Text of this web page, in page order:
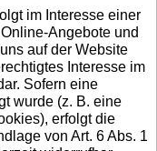
im Interesse einer
Angebote und
auf der Website
Interesse im
Sofern eine
wurde (z. B. eine
erfolgt die
von Art. 6 Abs. 1